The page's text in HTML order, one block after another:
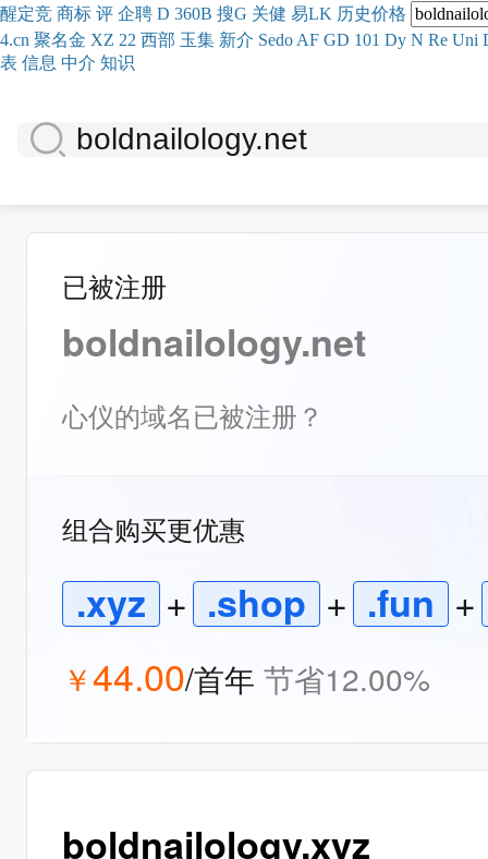
醒定竞 商标 评 企聘 D 360B 搜G 关健 易LK 历史价格
4.cn 聚名金 XZ 22 西部 玉集 新介 Sedo AF GD 101 Dy N Re Uni
表 信息 中介 知识